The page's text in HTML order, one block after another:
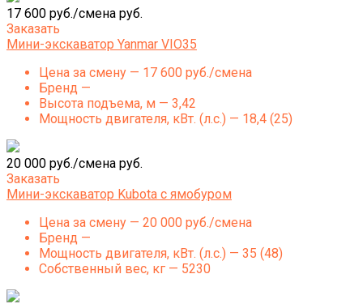
17 600 руб./смена руб.
Заказать
Мини-экскаватор Yanmar VIO35
Цена за смену — 17 600 руб./смена
Бренд —
Высота подъема, м — 3,42
Мощность двигателя, кВт. (л.с.) — 18,4 (25)
20 000 руб./смена руб.
Заказать
Мини-экскаватор Kubota с ямобуром
Цена за смену — 20 000 руб./смена
Бренд —
Мощность двигателя, кВт. (л.с.) — 35 (48)
Собственный вес, кг — 5230